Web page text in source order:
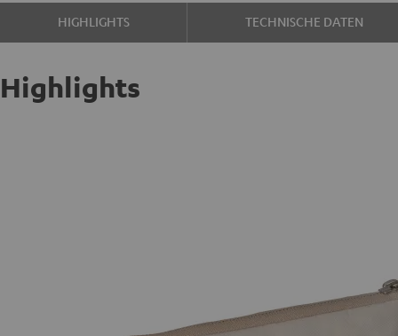
HIGHLIGHTS TECHNISCHE DATEN
Highlights